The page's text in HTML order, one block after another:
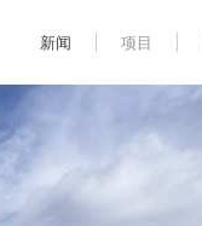
新闻 项目